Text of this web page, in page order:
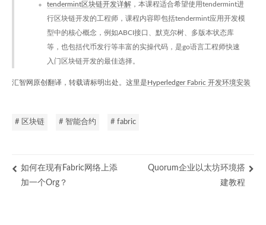
tendermint区块链开发详解 ，本课程适合希望使用tendermint进
行区块链开发的工程师，课程内容即包括tendermint应用开发模
型中的核心概念，例如ABCI接口、默克尔树、多版本状态库
等，也包括代币发行等丰富的实操代码，是go语言工程师快速
入门区块链开发的最佳选择。
汇智网原创翻译，转载请标明出处。这里是Hyperledger Fabric 开发环境安装
# 区块链 # 智能合约 # fabric
如何在现有Fabric网络上添
加一个Org？
Quorum企业以太坊环境搭
建教程